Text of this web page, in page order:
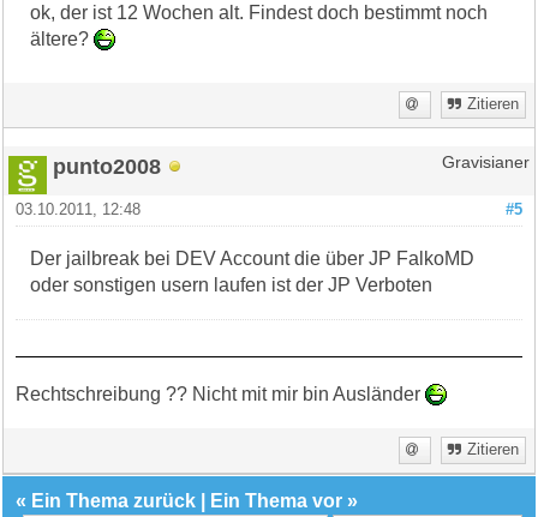
ok, der ist 12 Wochen alt. Findest doch bestimmt noch
ältere?
Zitieren
punto2008 Gravisianer
#5
03.10.2011, 12:48
Der jailbreak bei DEV Account die über JP FalkoMD
oder sonstigen usern laufen ist der JP Verboten
Rechtschreibung ?? Nicht mit mir bin Ausländer
Zitieren
« Ein Thema zurück Ein Thema vor »